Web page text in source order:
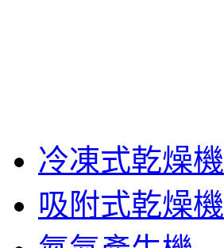
冷凍式乾燥機
吸附式乾燥機